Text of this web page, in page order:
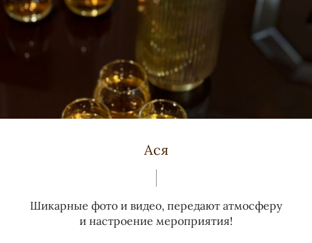
Ася
Шикарные фото и видео, передают атмосферу
и настроение мероприятия!